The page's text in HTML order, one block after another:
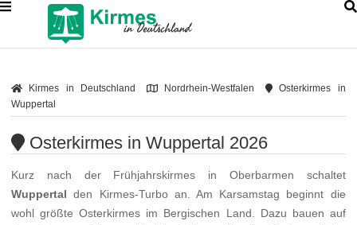
Kirmes in Deutschland Nordrhein-Westfalen
Osterkirmes in
Wuppertal
Osterkirmes in Wuppertal 2026
Kurz nach der Frühjahrskirmes in Oberbarmen schaltet
Wuppertal den Kirmes-Turbo an. Am Karsamstag beginnt die
wohl größte Osterkirmes im Bergischen Land. Dazu bauen auf